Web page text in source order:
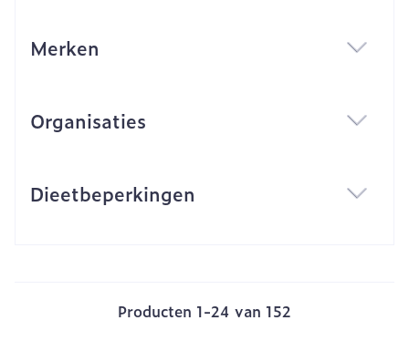
Merken
Organisaties
Dieetbeperkingen
Producten 1-24 van 152